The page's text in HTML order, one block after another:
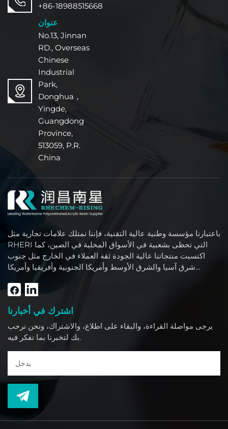
+86-18988515668
عنوان
No.13, Jinnan
RD., Overseas
Chinese
Industrial
Park,
Donghua，
Yingde,
Guangdong
Province,
513059, P.R.
China
باعتبارنا مؤسسة وطنية عالية التقنية، فإننا نمتلك علامات تجارية مثل
RHERI التي تحظى بشعبية في الأسواق المحلية في الصين، كما
اكتسبت منتجاتنا عالية الجودة ثقة العملاء في الخارج مثل جنوب
شرق آسيا والشرق الأوسط وأمريكا الجنوبية وأفريقيا وأمريكا
اشترك في أخبارنا
يرجى مواصلة القراءة، والبقاء على اطلاع، والاشتراك، ونحن نرحب
بك لتخبرنا بما تفكر فيه.